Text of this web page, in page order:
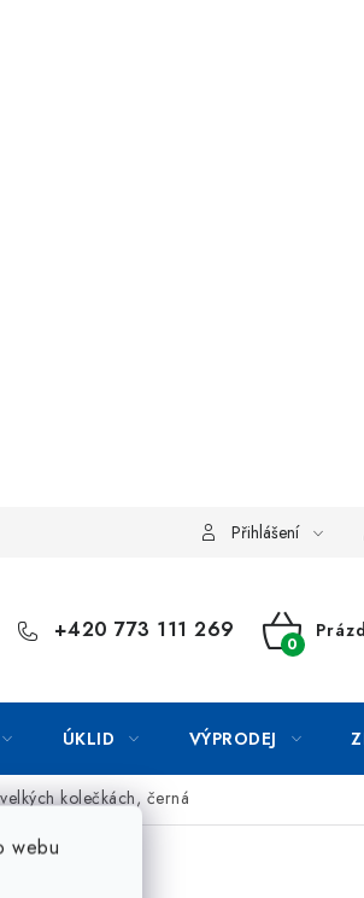
webu
Přihlášení
+420 773 111 269
NÁKUPNÍ
ÚKLID VÝPRODEJ
kolečkách, černá